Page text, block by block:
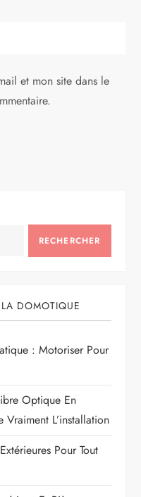
et mon site dans le
RECHERCHER
DOMOTIQUE
: Motoriser Pour
Optique En
L’installation
Pour Tout